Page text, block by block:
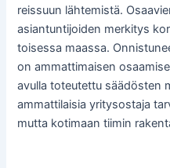
reissuun lähtemistä.
asiantuntijoiden merkitys
toisessa maassa.
on ammattimaisen
avulla toteutettu säädösten
ammattilaisia yritysostaja
mutta kotimaan tiimin